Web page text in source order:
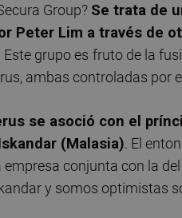
Group? Se trata de
Peter Lim a través de
. Este grupo es fruto de la
ambas controladas por
se asoció con el
(Malasia). El
empresa conjunta con la
y somos optimistas